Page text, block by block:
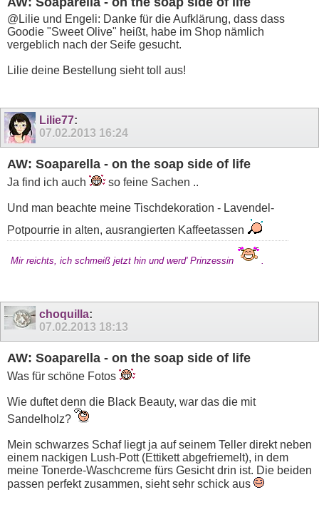
@Lilie und Engeli: Danke für die Aufklärung, dass dass
Goodie "Sweet Olive" heißt, habe im Shop nämlich
vergeblich nach der Seife gesucht.
Lilie deine Bestellung sieht toll aus!
Lilie77:
07.02.2013 16:24
AW: Soaparella - on the soap side of life
Ja find ich auch so feine Sachen ..
Und man beachte meine Tischdekoration - Lavendel-
Potpourrie in alten, ausrangierten Kaffeetassen
Mir reichts, ich schmeiß jetzt hin und werd' Prinzessin
choquilla:
07.02.2013 18:13
AW: Soaparella - on the soap side of life
Was für schöne Fotos
Wie duftet denn die Black Beauty, war das die mit
Sandelholz?
Mein schwarzes Schaf liegt ja auf seinem Teller direkt neben
einem nackigen Lush-Pott (Ettikett abgefriemelt), in dem
meine Tonerde-Waschcreme fürs Gesicht drin ist. Die beiden
passen perfekt zusammen, sieht sehr schick aus